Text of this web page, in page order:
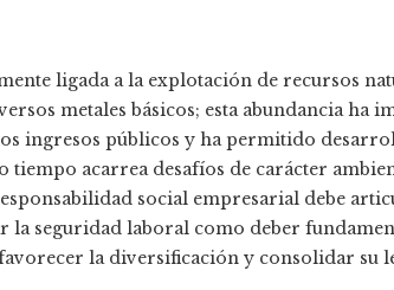
ligada a la explotación de recursos
metales básicos; esta abundancia ha
ingresos públicos y ha permitido
acarrea desafíos de carácter
social empresarial debe
la seguridad laboral como deber
la diversificación y consolidar su